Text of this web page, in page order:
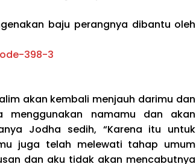
baju perangnya dibantu oleh
akan kembali menjauh darimu dan
namamu dan akan
Jodha sedih, “Karena itu untuk
juga telah melewati tahap umum
dan aku tidak akan mencabutnya